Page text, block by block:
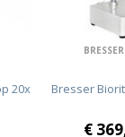
20x Bresser
€